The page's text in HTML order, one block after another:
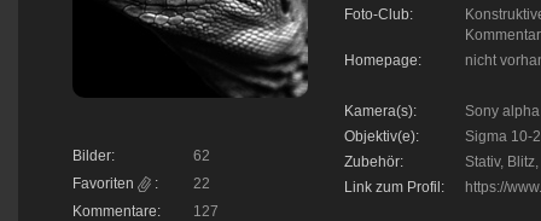
Bilder:
62
Favoriten
:
22
Kommentare:
127
Foto-Club:
Homepage:
nicht
Kamera(s):
Sony
Objektiv(e):
Sigma 10-
Zubehör:
Stativ,
Link zum Profil:
https://